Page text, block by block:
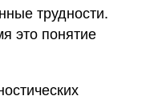
трудности.
это понятие